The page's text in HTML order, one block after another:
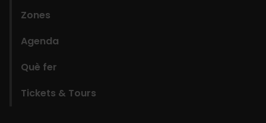
Zones
Agenda
Què fer
Tickets & Tours